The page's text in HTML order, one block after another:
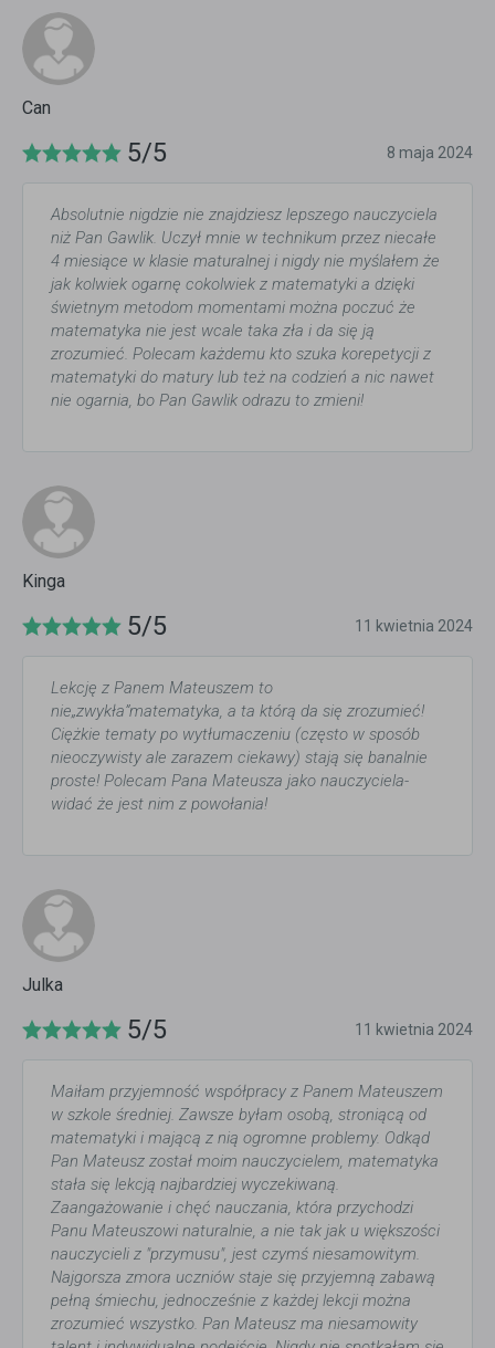
Can
5/5 8 maja 2024
Absolutnie nigdzie nie znajdziesz lepszego nauczyciela
niż Pan Gawlik. Uczył mnie w technikum przez niecałe
4 miesiące w klasie maturalnej i nigdy nie myślałem że
jak kolwiek ogarnę cokolwiek z matematyki a dzięki
świetnym metodom momentami można poczuć że
matematyka nie jest wcale taka zła i da się ją
zrozumieć. Polecam każdemu kto szuka korepetycji z
matematyki do matury lub też na codzień a nic nawet
nie ogarnia, bo Pan Gawlik odrazu to zmieni!
Kinga
5/5 11 kwietnia 2024
Lekcję z Panem Mateuszem to
nie„zwykła”matematyka, a ta którą da się zrozumieć!
Ciężkie tematy po wytłumaczeniu (często w sposób
nieoczywisty ale zarazem ciekawy) stają się banalnie
proste! Polecam Pana Mateusza jako nauczyciela-
widać że jest nim z powołania!
Julka
5/5 11 kwietnia 2024
Maiłam przyjemność współpracy z Panem Mateuszem
w szkole średniej. Zawsze byłam osobą, stroniącą od
matematyki i mającą z nią ogromne problemy. Odkąd
Pan Mateusz został moim nauczycielem, matematyka
stała się lekcją najbardziej wyczekiwaną.
Zaangażowanie i chęć nauczania, która przychodzi
Panu Mateuszowi naturalnie, a nie tak jak u większości
nauczycieli z "przymusu", jest czymś niesamowitym.
Najgorsza zmora uczniów staje się przyjemną zabawą
pełną śmiechu, jednocześnie z każdej lekcji można
zrozumieć wszystko. Pan Mateusz ma niesamowity